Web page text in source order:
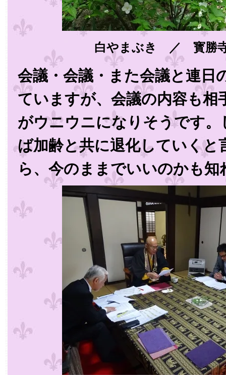
白やまぶき ／ 寳勝
会議・会議・また会議と連日
ていますが、会議の内容も相
がウニウニになりそうです
ば加齢と共に退化していくと
ら、今のままでいいのかも知